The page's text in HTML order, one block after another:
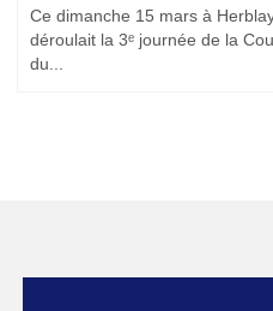
Ce dimanche 15 mars à
déroulait la 3ᵉ journée de la
du...